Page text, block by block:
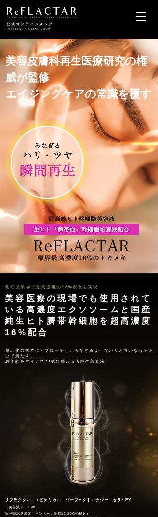
美容皮膚科再生医療研究の権
威が監修
エイジングケアの常識を覆す
化粧品業界で最高濃度の16%配合を実現
美容医療の現場でも使用されて
いる高濃度エクソソームと国産
純生ヒト臍帯幹細胞を超高濃度
16%配合
肌老化の根本にアプローチし、みなぎるようなハリと豊かなうるお
いで満たす。
肌年齢をマイナス20歳に整える奇跡の美容液
リフラクタル エピケミカル パーフェクトエナジー セラムEX
［美容液］ 15ml
新発売記念限定キャンペーン価格12,800円(税込)